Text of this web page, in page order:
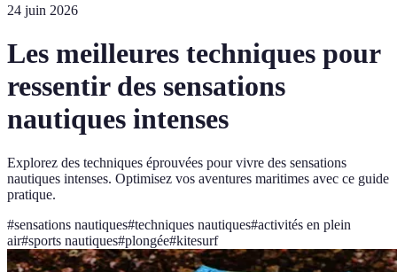
24 juin 2026
Les meilleures techniques pour
ressentir des sensations
nautiques intenses
Explorez des techniques éprouvées pour vivre des sensations
nautiques intenses. Optimisez vos aventures maritimes avec ce guide
pratique.
#sensations nautiques#techniques nautiques#activités en plein
air#sports nautiques#plongée#kitesurf